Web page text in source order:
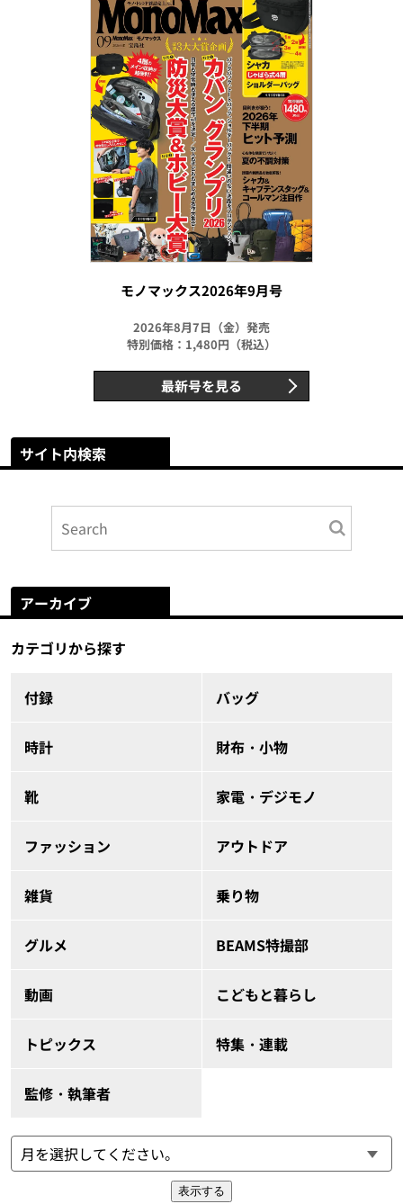
モノマックス2026年9月号
2026年8月7日（金）発売
特別価格：1,480円（税込）
最新号を見る
サイト内検索
アーカイブ
カテゴリから探す
付録 バッグ
時計 財布・小物
靴 家電・デジモノ
ファッション アウトドア
雑貨 乗り物
グルメ BEAMS特撮部
動画 こどもと暮らし
トピックス 特集・連載
監修・執筆者
表示する